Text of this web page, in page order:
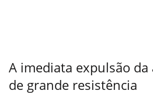
A imediata expulsão da
de grande resistência